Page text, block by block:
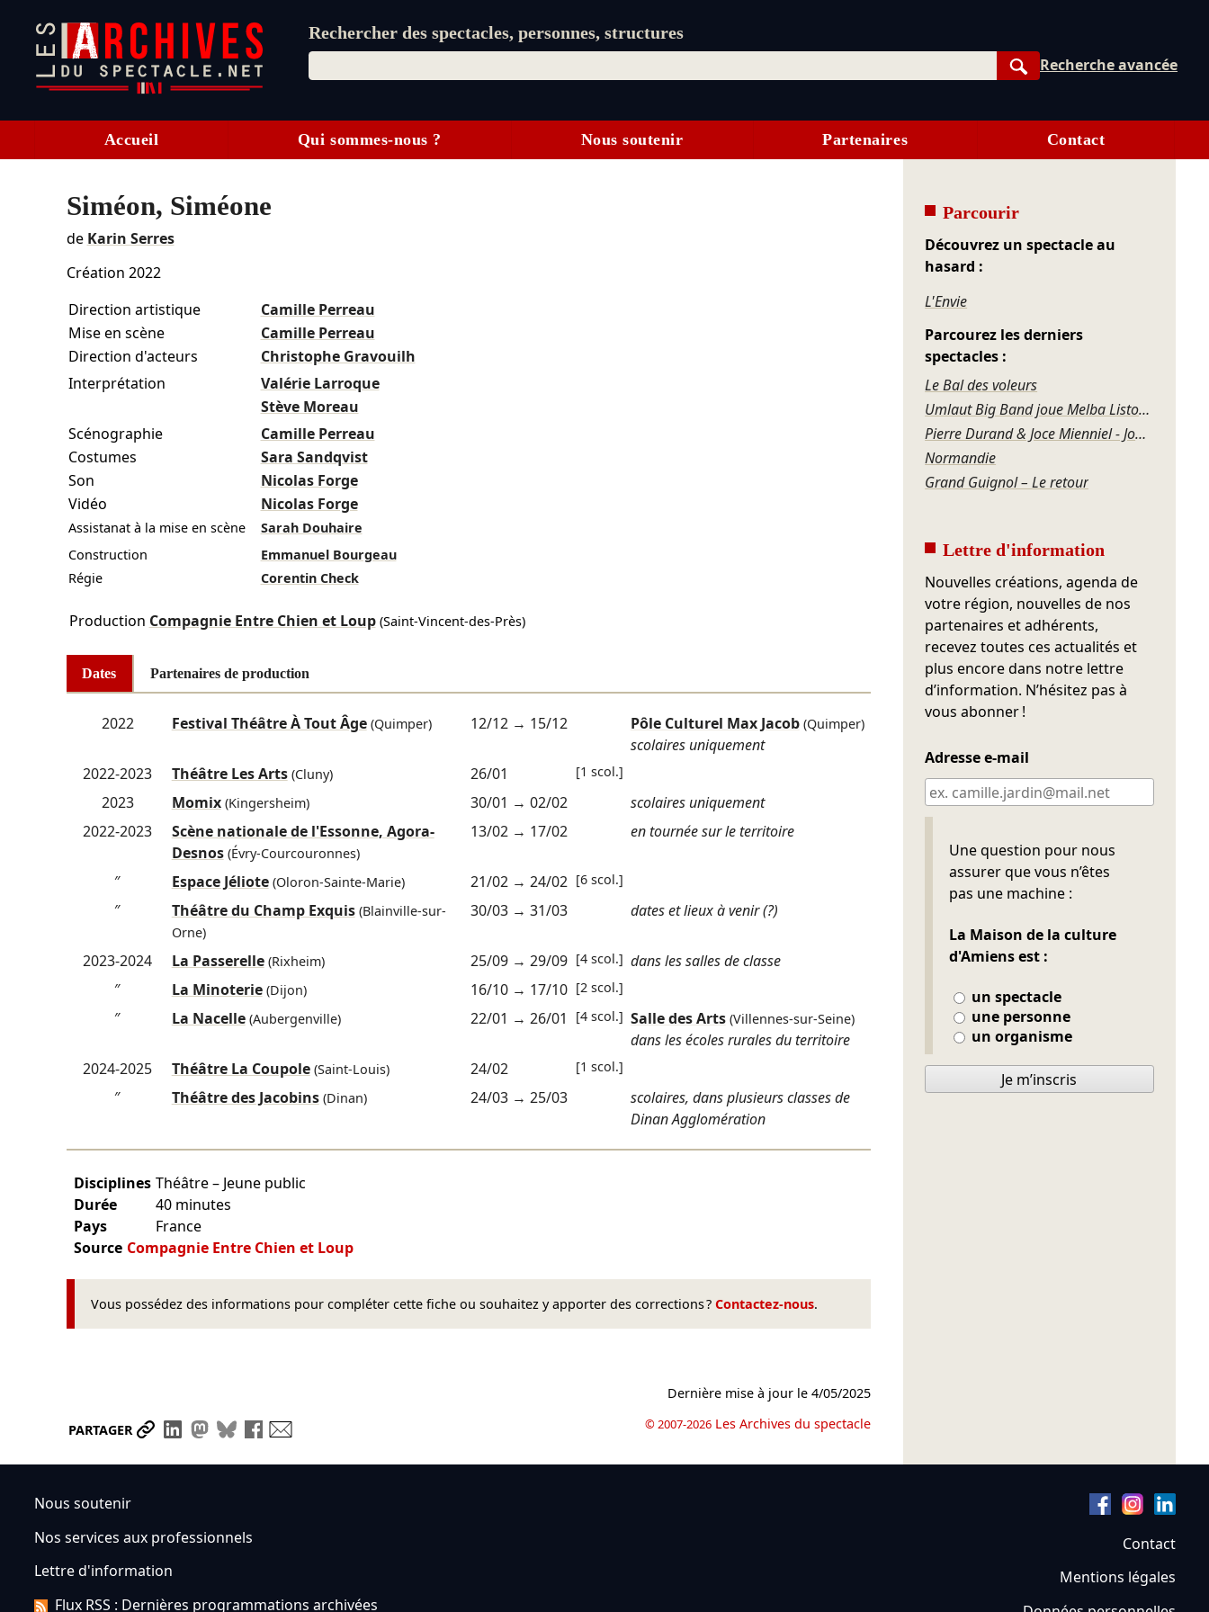
Rechercher des spectacles, personnes, structures
Rechercher
Recherche avancée
Accueil Qui sommes-nous ? Nous soutenir Partenaires Contact
Siméon, Siméone
de Karin Serres
Création 2022
Direction artistique
Camille Perreau
Mise en scène
Camille Perreau
Direction d'acteurs
Christophe Gravouilh
Interprétation
Valérie Larroque
Stève Moreau
Scénographie
Camille Perreau
Costumes
Sara Sandqvist
Son
Nicolas Forge
Vidéo
Nicolas Forge
Assistanat à la mise en scène
Sarah Douhaire
Construction
Emmanuel Bourgeau
Régie
Corentin Check
Production Compagnie Entre Chien et Loup(Saint-Vincent-des-Près)
Dates Partenaires de production
2022 Festival Théâtre À Tout Âge(Quimper) 12/12→ 15/12 Pôle Culturel Max Jacob (Quimper)
scolaires uniquement
2022-2023
Théâtre Les Arts(Cluny) 26/01 [1 scol.]
2023 Momix(Kingersheim) 30/01 → 02/02
scolaires uniquement
2022-2023
Scène nationale de l'Essonne, Agora-
Desnos(Évry-Courcouronnes)
13/02→ 17/02 en tournée sur le territoire
″ Espace Jéliote(Oloron-Sainte-Marie) 21/02→ 24/02 [6 scol.]
″ Théâtre du Champ Exquis(Blainville-sur-
Orne)
30/03→ 31/03 dates et lieux à venir (?)
2023-2024 La Passerelle(Rixheim) 25/09→ 29/09 [4 scol.] dans les salles de classe
″
La Minoterie(Dijon) 16/10→ 17/10 [2 scol.]
″ La Nacelle(Aubergenville) 22/01 → 26/01 [4 scol.] Salle des Arts (Villennes-sur-Seine)
dans les écoles rurales du territoire
2024-2025
Théâtre La Coupole(Saint-Louis) 24/02 [1 scol.]
″ Théâtre des Jacobins(Dinan) 24/03→ 25/03
scolaires, dans plusieurs classes de
Dinan Agglomération
Disciplines Théâtre – Jeune public
Durée
40 minutes
Pays
France
Source Compagnie Entre Chien et Loup
Vous possédez des informations pour compléter cette fiche ou souhaitez y apporter des corrections ? Contactez-nous.
PARTAGER Partager le lien
Partager sur LinkedIn
Partager sur Mastodon
Partager sur Bluesky
Partager sur Facebook
Dernière mise à jour le4/05/2025
© 2007-2026 Les Archives du spectacle
Parcourir
Découvrez un spectacle au
hasard :
L'Envie
Parcourez les derniers
spectacles :
Le Bal des voleurs
Umlaut Big Band joue Melba Liston – Grandma’s Dance
Pierre Durand & Joce Mienniel - Jour de blues à Bamako
Normandie
Grand Guignol – Le retour
Lettre d'information
Nouvelles créations, agenda de
votre région, nouvelles de nos
partenaires et adhérents,
recevez toutes ces actualités et
plus encore dans notre lettre
d’information. N’hésitez pas à
vous abonner !
Adresse e-mail
Une question pour nous
assurer que vous n’êtes
pas une machine :
La Maison de la culture
d'Amiens est :
un spectacle
une personne
un organisme
Ne pas remplir
Je m’inscris
Nous soutenir
Nos services aux professionnels
Lettre d'information
Flux RSS : Dernières programmations archivées
Contact
Mentions légales